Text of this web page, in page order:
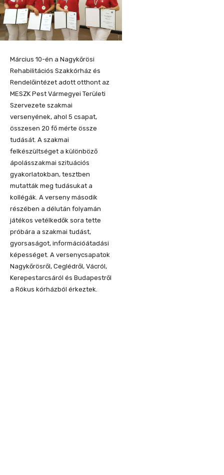
Március 10-én a Nagykőrösi
Rehabilitációs Szakkórház és
Rendelőintézet adott otthont az
MESZK Pest Vármegyei Területi
Szervezete szakmai
versenyének, ahol 5 csapat,
összesen 20 fő mérte össze
tudását. A szakmai
felkészültséget a különböző
ápolásszakmai szituációs
gyakorlatokban, tesztben
mutatták meg tudásukat a
kollégák. A verseny második
részében a délután folyamán
játékos vetélkedők sora tette
próbára a szakmai tudást,
gyorsaságot, információátadási
képességet. A versenycsapatok
Nagykőrösről, Ceglédről, Vácról,
Kerepestarcsáról és Budapestről
a Rókus kórházból érkeztek.